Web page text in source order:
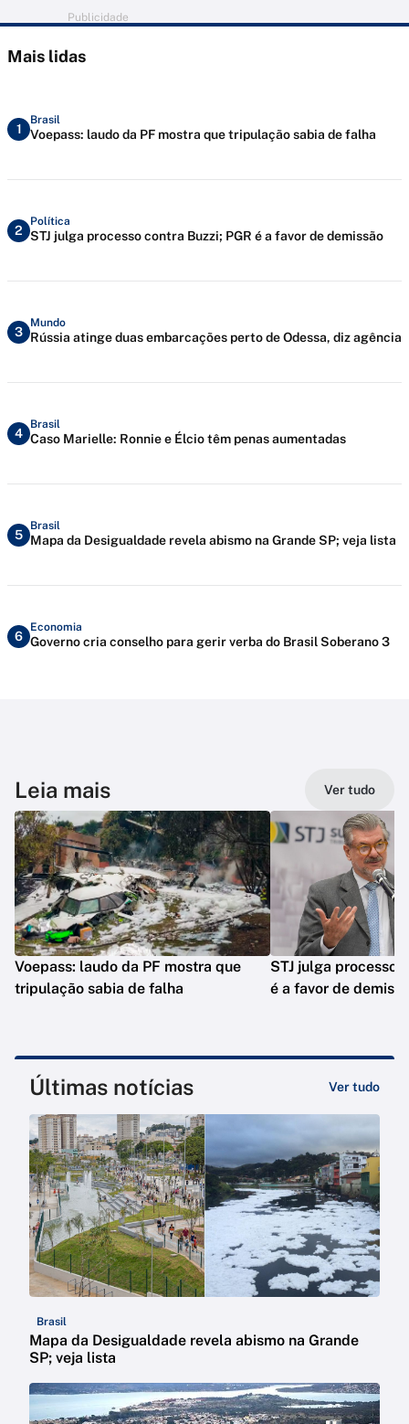
Publicidade
Mais lidas
1
Brasil
Voepass: laudo da PF mostra que tripulação sabia de falha
2
Política
STJ julga processo contra Buzzi; PGR é a favor de demissão
3
Mundo
Rússia atinge duas embarcações perto de Odessa, diz agência
4
Brasil
Caso Marielle: Ronnie e Élcio têm penas aumentadas
5
Brasil
Mapa da Desigualdade revela abismo na Grande SP; veja lista
6
Economia
Governo cria conselho para gerir verba do Brasil Soberano 3
Leia mais Ver tudo
Voepass: laudo da PF mostra que
tripulação sabia de falha
STJ julga processo
é a favor de
Últimas notícias Ver tudo
Brasil
Mapa da Desigualdade revela abismo na Grande
SP; veja lista